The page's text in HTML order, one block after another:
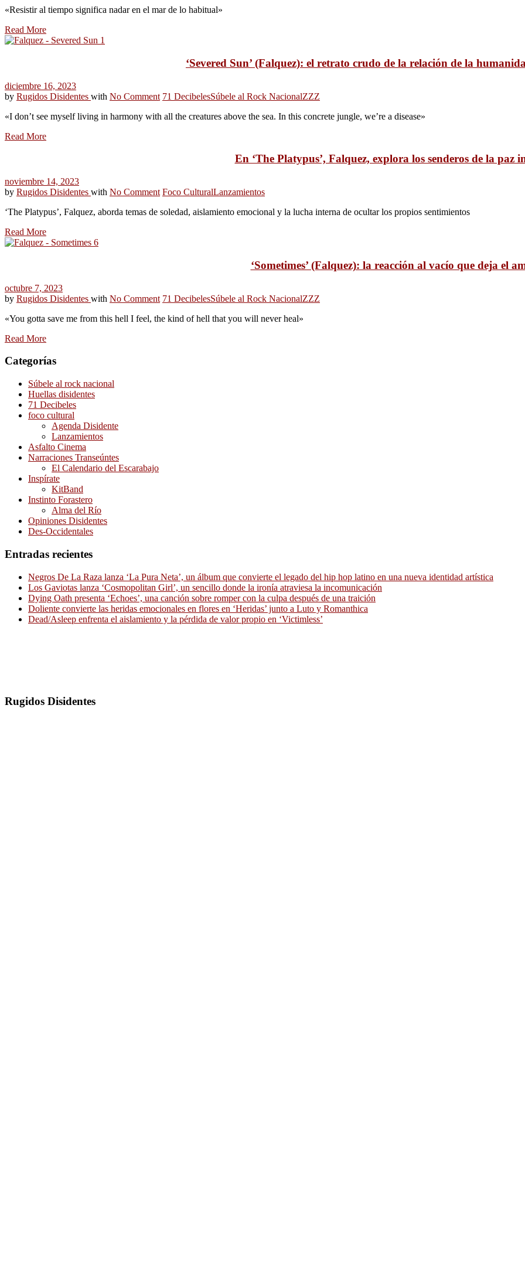
«Resistir al tiempo significa nadar en el mar de lo habitual»
Read More
‘Severed Sun’ (Falquez): el retrato crudo de la relación de la
diciembre 16, 2023
by Rugidos Disidentes with No Comment 71 DecibelesSúbele al Rock NacionalZZZ
«I don’t see myself living in harmony with all the creatures above the sea. In this concrete jungle, we’re a disease»
Read More
En ‘The Platypus’, Falquez, explora los senderos de la paz
noviembre 14, 2023
by Rugidos Disidentes with No Comment Foco CulturalLanzamientos
‘The Platypus’, Falquez, aborda temas de soledad, aislamiento emocional y la lucha interna de ocultar los propios sentimientos
Read More
‘Sometimes’ (Falquez): la reacción al vacío que deja el
octubre 7, 2023
by Rugidos Disidentes with No Comment 71 DecibelesSúbele al Rock NacionalZZZ
«You gotta save me from this hell I feel, the kind of hell that you will never heal»
Read More
Categorías
Súbele al rock nacional
Huellas disidentes
71 Decibeles
foco cultural
Agenda Disidente
Lanzamientos
Asfalto Cinema
Narraciones Transeúntes
El Calendario del Escarabajo
Inspírate
KitBand
Instinto Forastero
Alma del Río
Opiniones Disidentes
Des-Occidentales
Entradas recientes
Negros De La Raza lanza ‘La Pura Neta’, un álbum que convierte el legado del hip hop latino en una nueva identidad artística
Los Gaviotas lanza ‘Cosmopolitan Girl’, un sencillo donde la ironía atraviesa la incomunicación
Dying Oath presenta ‘Echoes’, una canción sobre romper con la culpa después de una traición
Doliente convierte las heridas emocionales en flores en ‘Heridas’ junto a Luto y Romanthica
Dead/Asleep enfrenta el aislamiento y la pérdida de valor propio en ‘Victimless’
Rugidos Disidentes